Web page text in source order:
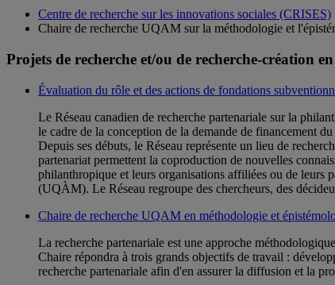
Centre de recherche sur les innovations sociales (CRISES)
Chaire de recherche UQAM sur la méthodologie et
Projets de recherche et/ou de recherche-création
Évaluation du rôle et des actions de fondations
Le Réseau canadien de recherche partenariale sur la
le cadre de la conception de la demande de financement
Depuis ses débuts, le Réseau représente un lieu de
partenariat permettent la coproduction de nouvelles
philanthropique et leurs organisations affiliées ou de leurs
(UQÀM). Le Réseau regroupe des chercheurs, des
Chaire de recherche UQAM en méthodologie et
La recherche partenariale est une approche
Chaire répondra à trois grands objectifs de travail :
recherche partenariale afin d'en assurer la diffusion et la